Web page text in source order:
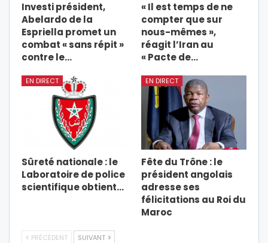
Investi président,
Abelardo de la
Espriella promet un
combat « sans répit »
contre le…
« Il est temps de ne
compter que sur
nous-mêmes »,
réagit l’Iran au
« Pacte de…
EN DIRECT
Sûreté nationale : le
Laboratoire de police
scientifique obtient…
EN DIRECT
Fête du Trône : le
président angolais
adresse ses
félicitations au Roi du
Maroc
PRÉCÉDENT SUIVANT